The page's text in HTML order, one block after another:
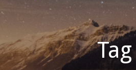
Tag